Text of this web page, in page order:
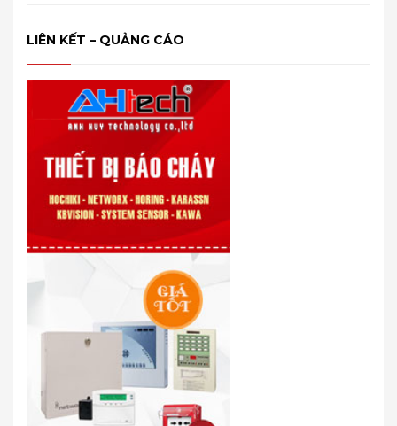
LIÊN KẾT – QUẢNG CÁO